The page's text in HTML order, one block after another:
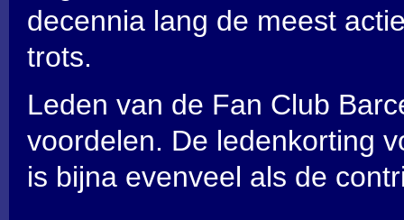
decennia lang de meest
trots.
Leden van de Fan Club
voordelen. De ledenkorting
is bijna evenveel als de